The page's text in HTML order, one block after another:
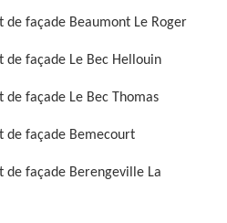
façade Beaumont Le Roger
de façade Le Bec Hellouin
façade Le Bec Thomas
de façade Bemecourt
de façade Berengeville La